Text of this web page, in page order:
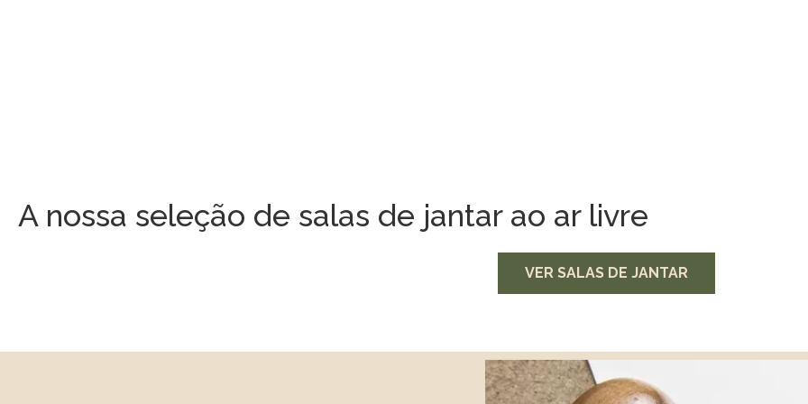
A nossa seleção de salas de jantar ao ar livre
VER SALAS DE JANTAR